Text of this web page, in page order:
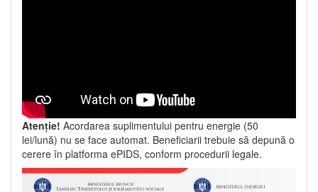
Atenție! Acordarea suplimentului pentru energie (50
lei/lună) nu se face automat. Beneficiarii trebuie să depună o
cerere în platforma ePIDS, conform procedurii legale.